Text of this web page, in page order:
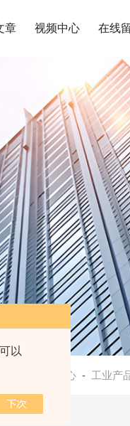
以
章 视频中心 在线
产品中心- 工业产